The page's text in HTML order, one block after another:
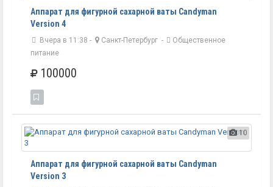
Аппарат для фигурной сахарной ваты Candyman
Version 4
Вчера в 11:38 - Санкт-Петербург -
Общественное
питание
100000
10
Аппарат для фигурной сахарной ваты Candyman
Version 3